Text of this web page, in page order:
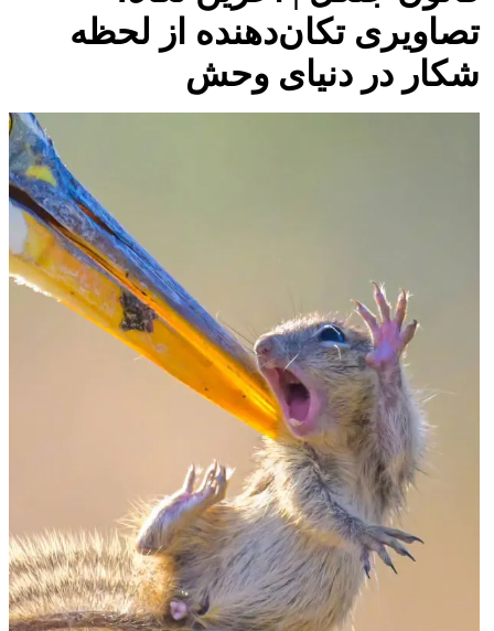
تصاویری تکان‌دهنده از لحظه
شکار در دنیای وحش